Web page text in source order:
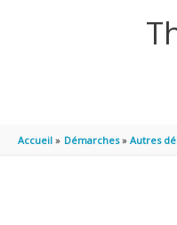
Accueil Démarches Autres